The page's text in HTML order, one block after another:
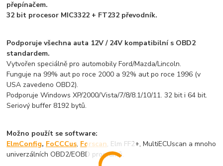
přepínačem.
32 bit procesor MIC3322 + FT232 převodník.
Podporuje všechna auta 12V / 24V kompatibilní s OBD2
standardem.
Vytvořen speciálně pro automobily Ford/Mazda/Lincoln.
Funguje na 99% aut po roce 2000 a 92% aut po roce 1996 (v
USA zavedeno OBD2).
Podporuje Windows XP/2000/Vista/7/8/8.1/10/11. 32 bit i 64 bit.
Seriový buffer 8192 bytů.
Možno použít se software:
ElmConfig, FoCCCus, Forscan, Elm FF2+, MultiECUscan a mnoho
univerzálních OBD2/EOBD programů.